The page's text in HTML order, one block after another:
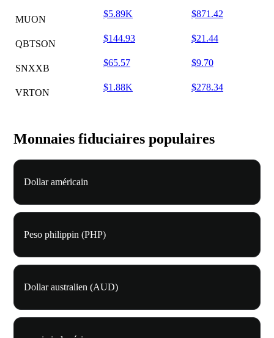
MUON
$5.89K $871.42
QBTSON
$144.93 $21.44
SNXXB
$65.57 $9.70
VRTON
$1.88K $278.34
Monnaies fiduciaires populaires
Dollar américain
Peso philippin (PHP)
Dollar australien (AUD)